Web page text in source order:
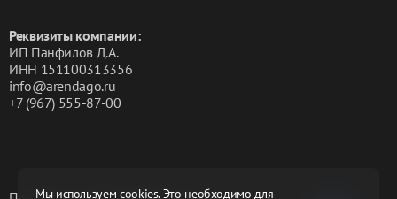
Мы используем cookies. Это необходимо для
Реквизиты компании:
ИП Панфилов Д.А.
ИНН 151100313356
info@arendago.ru
+7 (967) 555-87-00